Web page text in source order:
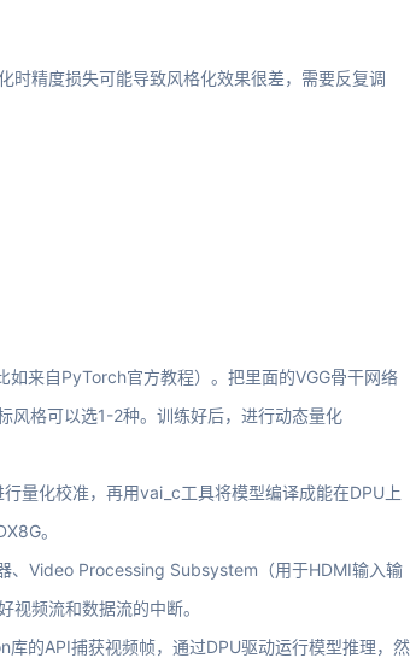
时精度损失可能导致风格化效果很差，需要反复调
来自PyTorch官方教程）。把里面的VGG骨干网络
格可以选1-2种。训练好后，进行动态量化
量化校准，再用vai_c工具将模型编译成能在DPU上
。
、Video Processing Subsystem（用于HDMI输入输
视频流和数据流的中断。
的API捕获视频帧，通过DPU驱动运行模型推理，然